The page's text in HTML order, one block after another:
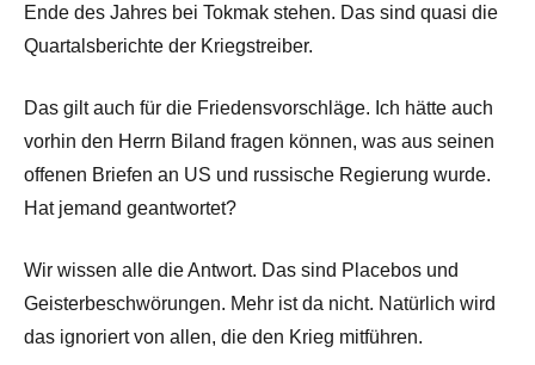
Ende des Jahres bei Tokmak stehen. Das sind quasi die
Quartalsberichte der Kriegstreiber.
Das gilt auch für die Friedensvorschläge. Ich hätte auch
vorhin den Herrn Biland fragen können, was aus seinen
offenen Briefen an US und russische Regierung wurde.
Hat jemand geantwortet?
Wir wissen alle die Antwort. Das sind Placebos und
Geisterbeschwörungen. Mehr ist da nicht. Natürlich wird
das ignoriert von allen, die den Krieg mitführen.